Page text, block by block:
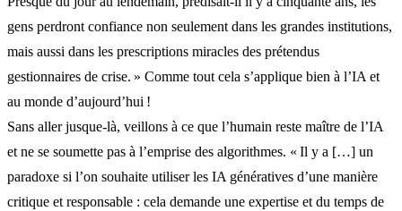
gens perdront confiance non seulement dans les grandes institutions,
mais aussi dans les prescriptions miracles des prétendus
gestionnaires de crise. » Comme tout cela s’applique bien à l’IA et
au monde d’aujourd’hui !
Sans aller jusque-là, veillons à ce que l’humain reste maître de l’IA
et ne se soumette pas à l’emprise des algorithmes. « Il y a […] un
paradoxe si l’on souhaite utiliser les IA génératives d’une manière
critique et responsable : cela demande une expertise et du temps de